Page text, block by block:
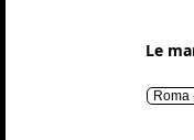
Le
Roma